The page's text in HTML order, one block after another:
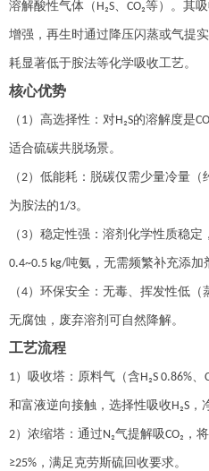
溶解酸性气体（ H₂S、 CO₂等）。其
增强，再生时通过降压闪蒸或气提
耗显著低于胺法等化学吸收工艺。
核心优势
（ 1） 高选择性：对H₂S的溶解度是
适合硫碳共脱场景。
（2） 低能耗：脱碳仅需少量冷量（
为胺法的1/3。
（ 3） 稳定性强：溶剂化学性质稳定
0.4~0.5 kg/吨氨，无需频繁补充添加
（4） 环保安全：无毒、挥发性低（
无腐蚀，废弃溶剂可自然降解。
工艺流程
1） 吸收塔：原料气（含H₂S 0.86%、
和富液逆向接触，选择性吸收H₂S ，
2） 浓缩塔：通过N₂气提解吸CO₂ ，
≥25% ，满足克劳斯硫回收要求。